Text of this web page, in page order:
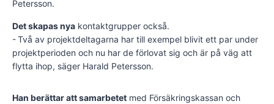
Petersson.
Det skapas nya kontaktgrupper också.
- Två av projektdeltagarna har till exempel blivit ett par under
projekt­perioden och nu har de förlovat sig och är på väg att
flytta ihop, säger Harald Petersson.
Han berättar att samarbetet med Försäkringskassan och